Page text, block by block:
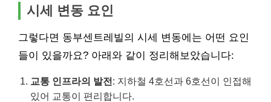
시세 변동 요인
그렇다면 동부센트레빌의 시세 변동에는 어떤 요인
들이 있을까요? 아래와 같이 정리해보았습니다:
교통 인프라의 발전: 지하철 4호선과 6호선이 인접해
있어 교통이 편리합니다.